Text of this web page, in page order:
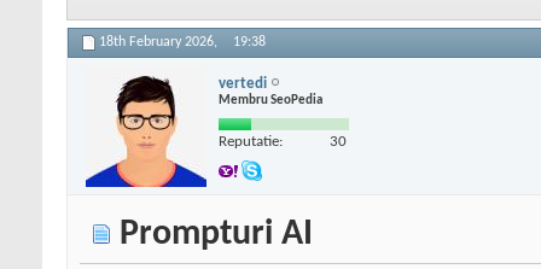
18th February 2026, 19:38
vertedi
Membru SeoPedia
Reputatie: 30
Prompturi AI